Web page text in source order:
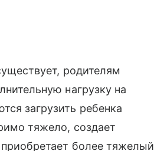
родителям
нагрузку на
загрузить ребенка
тяжело, создает
более тяжелый